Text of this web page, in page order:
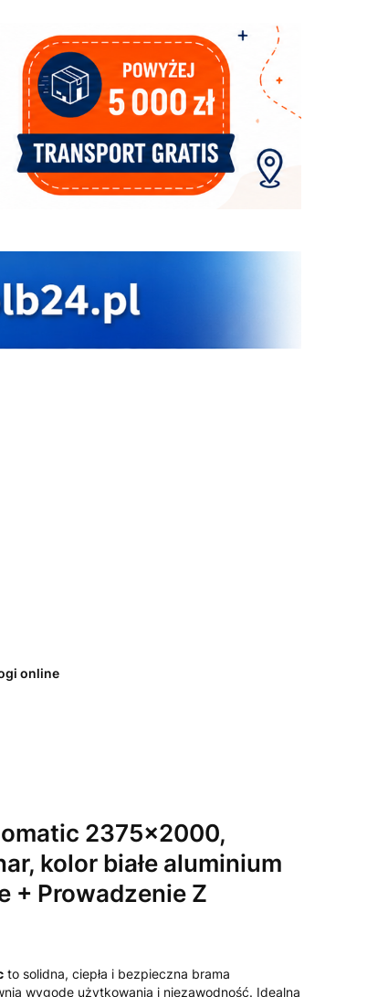
szczegóły
online
2375x2000,
kolor białe aluminium
+ Prowadzenie Z
to solidna, ciepła i bezpieczna brama
wygodę użytkowania i niezawodność. Idealna